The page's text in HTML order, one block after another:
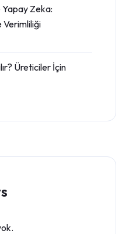
Yapay Zeka:
Verimliliği
Üreticiler İçin